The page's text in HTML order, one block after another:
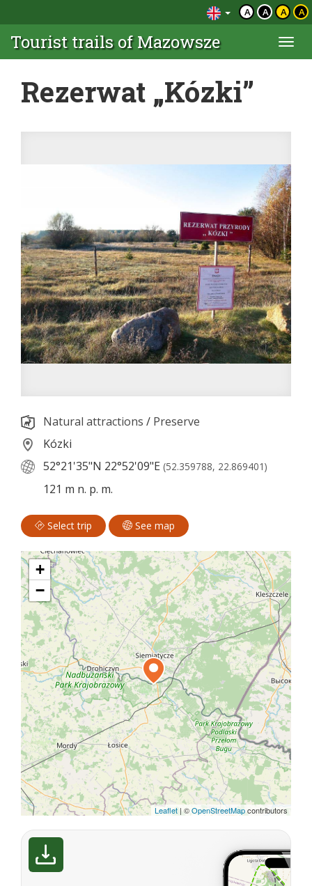
A A A A
Tourist trails of Mazowsze
Rezerwat „Kózki”
Natural attractions / Preserve
Kózki
52°21'35"N 22°52'09"E (52.359788, 22.869401)
121 m n. p. m.
Select trip See map
+
−
Leaflet | ©OpenStreetMapcontributors